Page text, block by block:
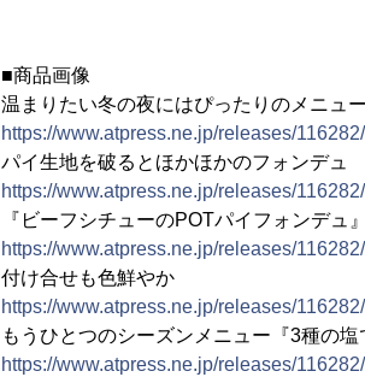
■商品画像
温まりたい冬の夜にはぴったりのメニュー
https://www.atpress.ne.jp/releases/
パイ生地を破るとほかほかのフォンデュ
https://www.atpress.ne.jp/releases/
『ビーフシチューのPOTパイフォンデュ』
https://www.atpress.ne.jp/releases/
付け合せも色鮮やか
https://www.atpress.ne.jp/releases/
もうひとつのシーズンメニュー『3種の塩
https://www.atpress.ne.jp/releases/